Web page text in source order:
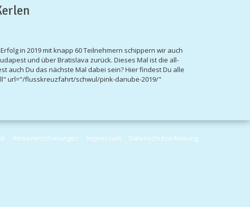
in 2019 mit knapp 60 Teilnehmern schippern wir auch
und über Bratislava zurück. Dieses Mal ist die all-
auch Du das nächste Mal dabei sein? Hier findest Du alle
url="/flusskreuzfahrt/schwul/pink-danube-2019/"
Reiseversicherungen Impressum Datenschutzerklärung